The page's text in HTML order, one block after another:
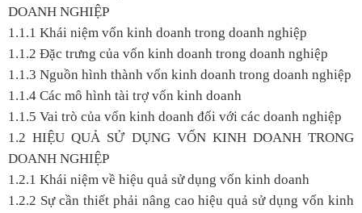
DOANH NGHIỆP
1.1.1 Khái niệm vốn kinh doanh trong doanh nghiệp
1.1.2 Đặc trưng của vốn kinh doanh trong doanh nghiệp
1.1.3 Nguồn hình thành vốn kinh doanh trong doanh nghiệp
1.1.4 Các mô hình tài trợ vốn kinh doanh
1.1.5 Vai trò của vốn kinh doanh đối với các doanh nghiệp
1.2 HIỆU QUẢ SỬ DỤNG VỐN KINH DOANH TRONG
DOANH NGHIỆP
1.2.1 Khái niệm về hiệu quả sử dụng vốn kinh doanh
1.2.2 Sự cần thiết phải nâng cao hiệu quả sử dụng vốn kinh